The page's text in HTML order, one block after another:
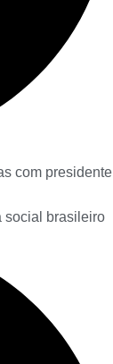
com presidente
social brasileiro